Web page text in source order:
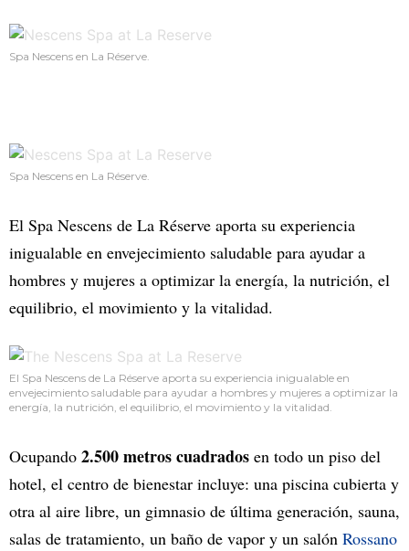
Spa Nescens en La Réserve.
Spa Nescens en La Réserve.
El Spa Nescens de La Réserve aporta su experiencia
inigualable en envejecimiento saludable para ayudar a
hombres y mujeres a optimizar la energía, la nutrición, el
equilibrio, el movimiento y la vitalidad.
El Spa Nescens de La Réserve aporta su experiencia inigualable en
envejecimiento saludable para ayudar a hombres y mujeres a optimizar la
energía, la nutrición, el equilibrio, el movimiento y la vitalidad.
Ocupando 2.500 metros cuadrados en todo un piso del
hotel, el centro de bienestar incluye: una piscina cubierta y
otra al aire libre, un gimnasio de última generación, sauna,
salas de tratamiento, un baño de vapor y un salón Rossano